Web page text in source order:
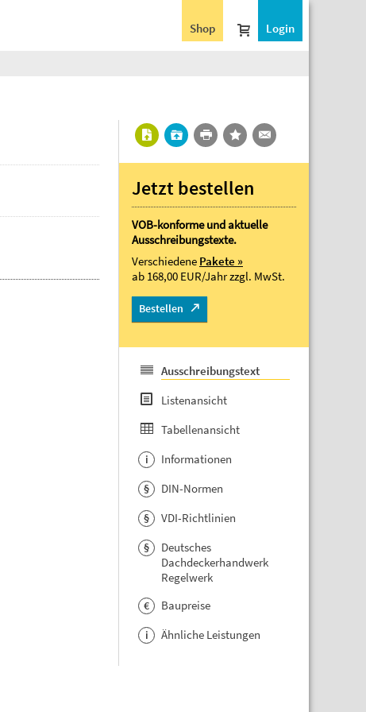
Login
Shop
Jetzt bestellen
VOB-konforme und aktuelle
Ausschreibungstexte.
Verschiedene Pakete »
ab 168,00 EUR/Jahrzzgl. MwSt.
Bestellen
Ausschreibungstext
Listenansicht
Tabellenansicht
i Informationen
§ DIN-Normen
§ VDI-Richtlinien
§
Deutsches
Dachdeckerhandwerk
Regelwerk
€ Baupreise
i Ähnliche Leistungen